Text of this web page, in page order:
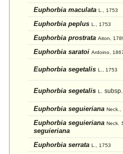
Euphorbia maculata L., 1753
Euphorbia peplus L., 1753
Euphorbia prostrata Aiton,
Euphorbia saratoi Ardoino,
Euphorbia segetalis L., 1753
Euphorbia segetalis L. subsp.
Euphorbia seguieriana Neck.,
Euphorbia seguieriana Neck.
seguieriana
Euphorbia serrata L., 1753